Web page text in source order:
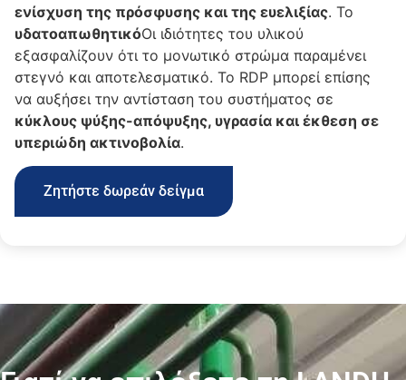
ενίσχυση της πρόσφυσης και της ευελιξίας. Το
υδατοαπωθητικόΟι ιδιότητες του υλικού
εξασφαλίζουν ότι το μονωτικό στρώμα παραμένει
στεγνό και αποτελεσματικό. Το RDP μπορεί επίσης
να αυξήσει την αντίσταση του συστήματος σε
κύκλους ψύξης-απόψυξης, υγρασία και έκθεση σε
υπεριώδη ακτινοβολία.
Ζητήστε δωρεάν δείγμα